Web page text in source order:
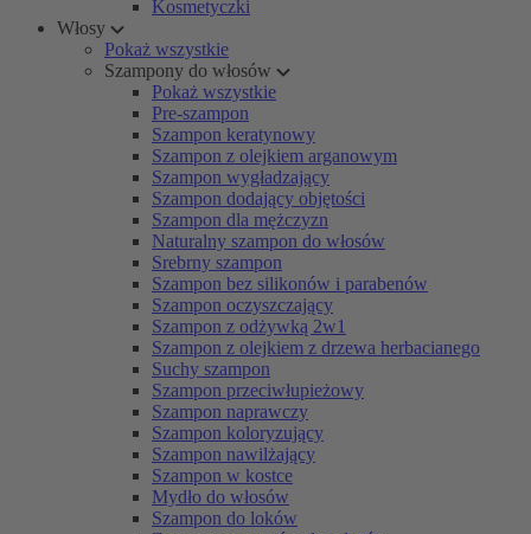
Kosmetyczki
Włosy
Pokaż wszystkie
Szampony do włosów
Pokaż wszystkie
Pre-szampon
Szampon keratynowy
Szampon z olejkiem arganowym
Szampon wygładzający
Szampon dodający objętości
Szampon dla mężczyzn
Naturalny szampon do włosów
Srebrny szampon
Szampon bez silikonów i parabenów
Szampon oczyszczający
Szampon z odżywką 2w1
Szampon z olejkiem z drzewa herbacianego
Suchy szampon
Szampon przeciwłupieżowy
Szampon naprawczy
Szampon koloryzujący
Szampon nawilżający
Szampon w kostce
Mydło do włosów
Szampon do loków